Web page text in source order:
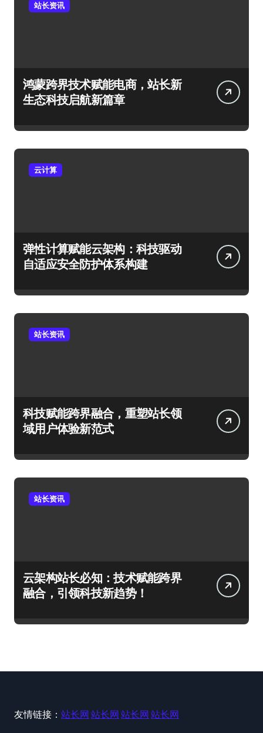
站长资讯
鸿蒙跨界技术赋能电商，站长新
生态科技启航新篇章
云计算
弹性计算赋能云架构：科技驱动
自适应安全防护体系构建
站长资讯
科技赋能跨界融合，重塑站长领
域用户体验新范式
站长资讯
云架构站长必知：技术赋能跨界
融合，引领科技新趋势！
友情链接： 站长网 站长网 站长网 站长网